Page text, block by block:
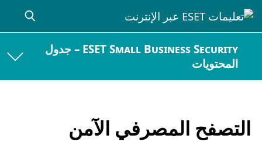
ESET Small Business Security – جدول
المحتويات
التصفح المصرفي الآمن